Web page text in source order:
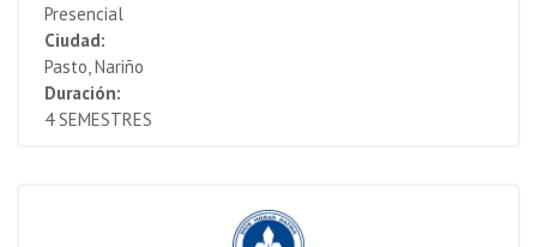
Presencial
Ciudad:
Pasto, Nariño
Duración:
4 SEMESTRES